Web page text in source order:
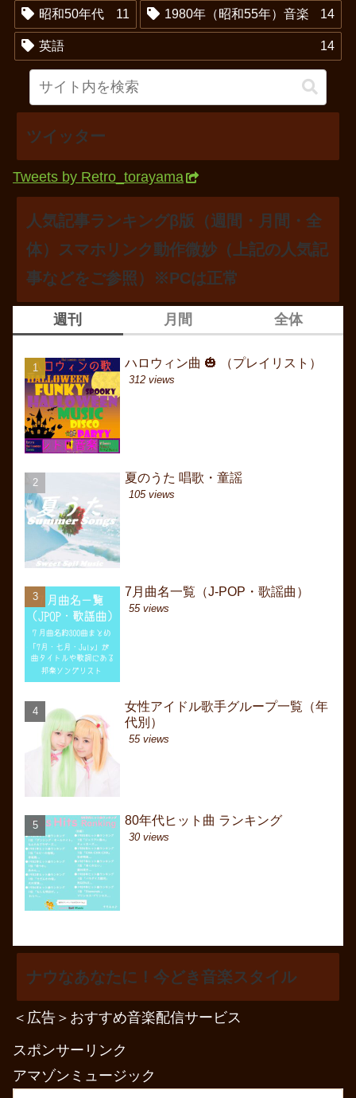
昭和50年代 11 1980年（昭和55年）音楽 14
英語 14
ツイッター
Tweets by Retro_torayama
人気記事ランキングβ版（週間・月間・全
体）スマホリンク動作微妙（上記の人気記
事などをご参照）※PCは正常
週刊
ハロウィン曲 🎃 （プレイリスト）
312 views
夏のうた 唱歌・童謡
105 views
7月曲名一覧（J-POP・歌謡曲）
55 views
女性アイドル歌手グループ一覧（年
代別）
55 views
80年代ヒット曲 ランキング
30 views
月間
ハロウィン曲 🎃 （プ
7月曲名一覧（J-POP
夏のうた 唱歌・童謡
女性アイドル歌手グル
6月曲名一覧（J-POP
全体
ハロウィン曲 🎃 （プ
カムカムエヴリバディ
冬うた JR CMソング
昭和初期 卒業ソング
6月曲名一覧（J-POP
ナウなあなたに！今どき音楽スタイル
＜広告＞おすすめ音楽配信サービス
スポンサーリンク
アマゾンミュージック